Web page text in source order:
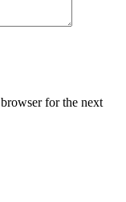
for the next